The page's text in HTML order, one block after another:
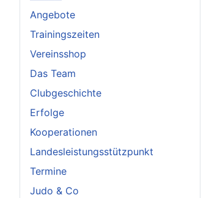
Angebote
Trainingszeiten
Vereinsshop
Das Team
Clubgeschichte
Erfolge
Kooperationen
Landesleistungsstützpunkt
Termine
Judo & Co